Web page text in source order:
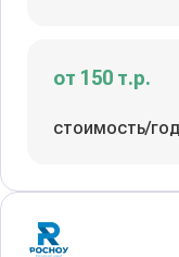
от 150 т.р.
стоимость/год